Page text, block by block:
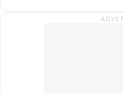
से महाविद्यालयों और